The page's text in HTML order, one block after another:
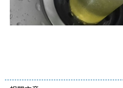
堵塞, 熱水忽冷忽